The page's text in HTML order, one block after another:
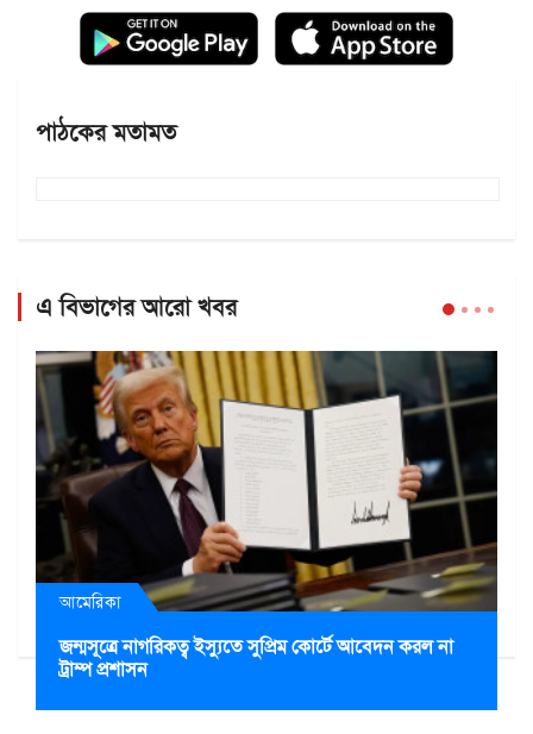
পাঠকের মতামত
এ বিভাগের আরো খবর
আমেরিকা
জন্মসূত্রে নাগরিকত্ব ইস্যুতে সুপ্রিম কোর্টে আবেদন করল না
ট্রাম্প প্রশাসন